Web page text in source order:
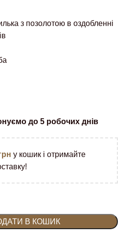
з позолотою в оздобленні
до 5 робочих днів
у кошик і отримайте
В КОШИК